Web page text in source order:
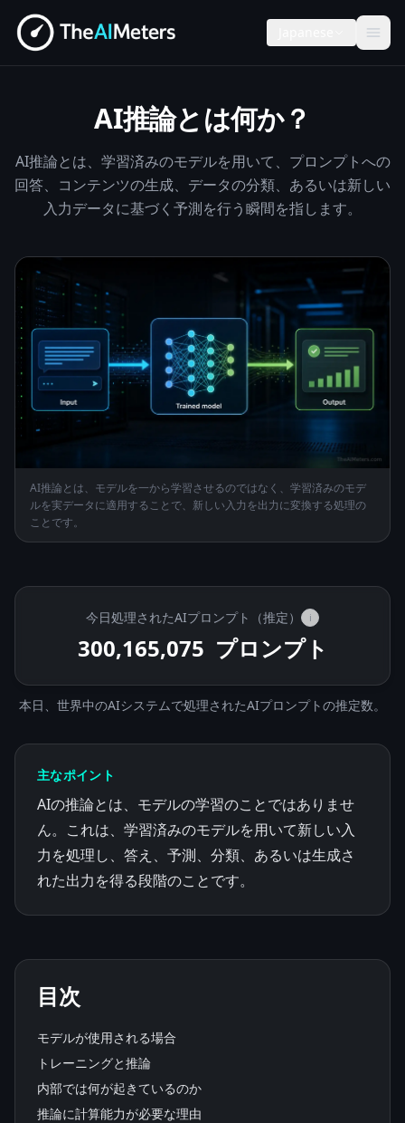
AI推論とは何か？
AI推論とは、学習済みのモデルを用いて、プロンプトへの
回答、コンテンツの生成、データの分類、あるいは新しい
入力データに基づく予測を行う瞬間を指します。
AI推論とは、モデルを一から学習させるのではなく、学習済みのモデ
ルを実データに適用することで、新しい入力を出力に変換する処理の
ことです。
今日処理されたAIプロンプト（推定） i
300,183,825 プロンプト
本日、世界中のAIシステムで処理されたAIプロンプトの推定数。
主なポイント
AIの推論とは、モデルの学習のことではありませ
ん。これは、学習済みのモデルを用いて新しい入
力を処理し、答え、予測、分類、あるいは生成さ
れた出力を得る段階のことです。
目次
モデルが使用される場合
トレーニングと推論
内部では何が起きているのか
推論に計算能力が必要な理由